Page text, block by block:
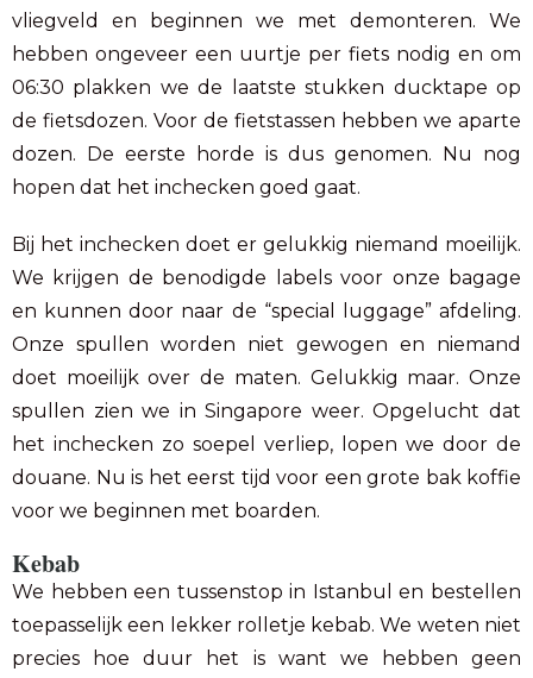
vliegveld en beginnen we met demonteren. We
hebben ongeveer een uurtje per fiets nodig en om
06:30 plakken we de laatste stukken ducktape op
de fietsdozen. Voor de fietstassen hebben we aparte
dozen. De eerste horde is dus genomen. Nu nog
hopen dat het inchecken goed gaat.
Bij het inchecken doet er gelukkig niemand moeilijk.
We krijgen de benodigde labels voor onze bagage
en kunnen door naar de “special luggage” afdeling.
Onze spullen worden niet gewogen en niemand
doet moeilijk over de maten. Gelukkig maar. Onze
spullen zien we in Singapore weer. Opgelucht dat
het inchecken zo soepel verliep, lopen we door de
douane. Nu is het eerst tijd voor een grote bak koffie
voor we beginnen met boarden.
Kebab
We hebben een tussenstop in Istanbul en bestellen
toepasselijk een lekker rolletje kebab. We weten niet
precies hoe duur het is want we hebben geen